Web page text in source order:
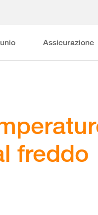
Assicurazione
freddo